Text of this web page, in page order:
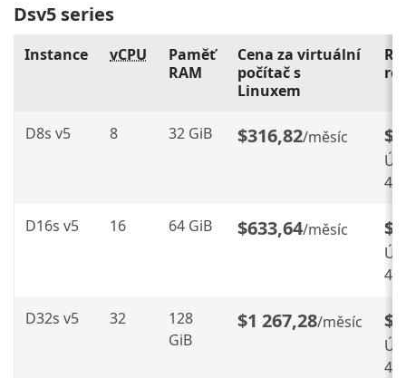
Dsv5 series
Instance vCPU
Paměť
RAM
Cena za virtuální
počítač s
Linuxem
D8s v5 8 32 GiB $316,82/měsíc
48
D16s v5 16 64 GiB $633,64/měsíc
48
D32s v5 32
128
GiB
$1 267,28/měsíc
48